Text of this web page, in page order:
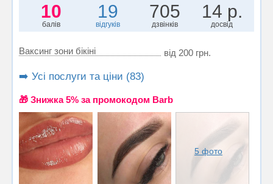
10
балів
19
відгуків
705
дзвінків
14 р.
досвід
Ваксинг зони бікіні від 200 грн.
➡️ Усі послуги та ціни (83)
🎁 Знижка 5% за промокодом Barb
5 фото